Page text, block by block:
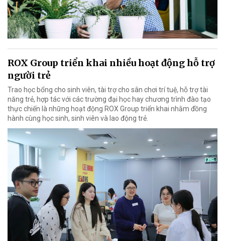
ROX Group triển khai nhiều hoạt động hỗ trợ
người trẻ
Trao học bổng cho sinh viên, tài trợ cho sân chơi trí tuệ, hỗ trợ tài
năng trẻ, hợp tác với các trường đại học hay chương trình đào tạo
thực chiến là những hoạt động ROX Group triển khai nhằm đồng
hành cùng học sinh, sinh viên và lao động trẻ.